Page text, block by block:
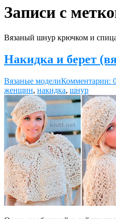
Записи с
Вязаный шнур крючком и
Накидка и берет
Вязаные моделиКомментарии:
женщин, накидка, шнур